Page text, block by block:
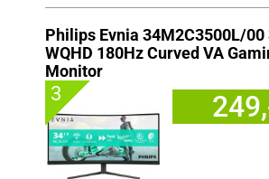
Philips Evnia 34M2C3500L/00
WQHD 180Hz Curved VA
Monitor
3